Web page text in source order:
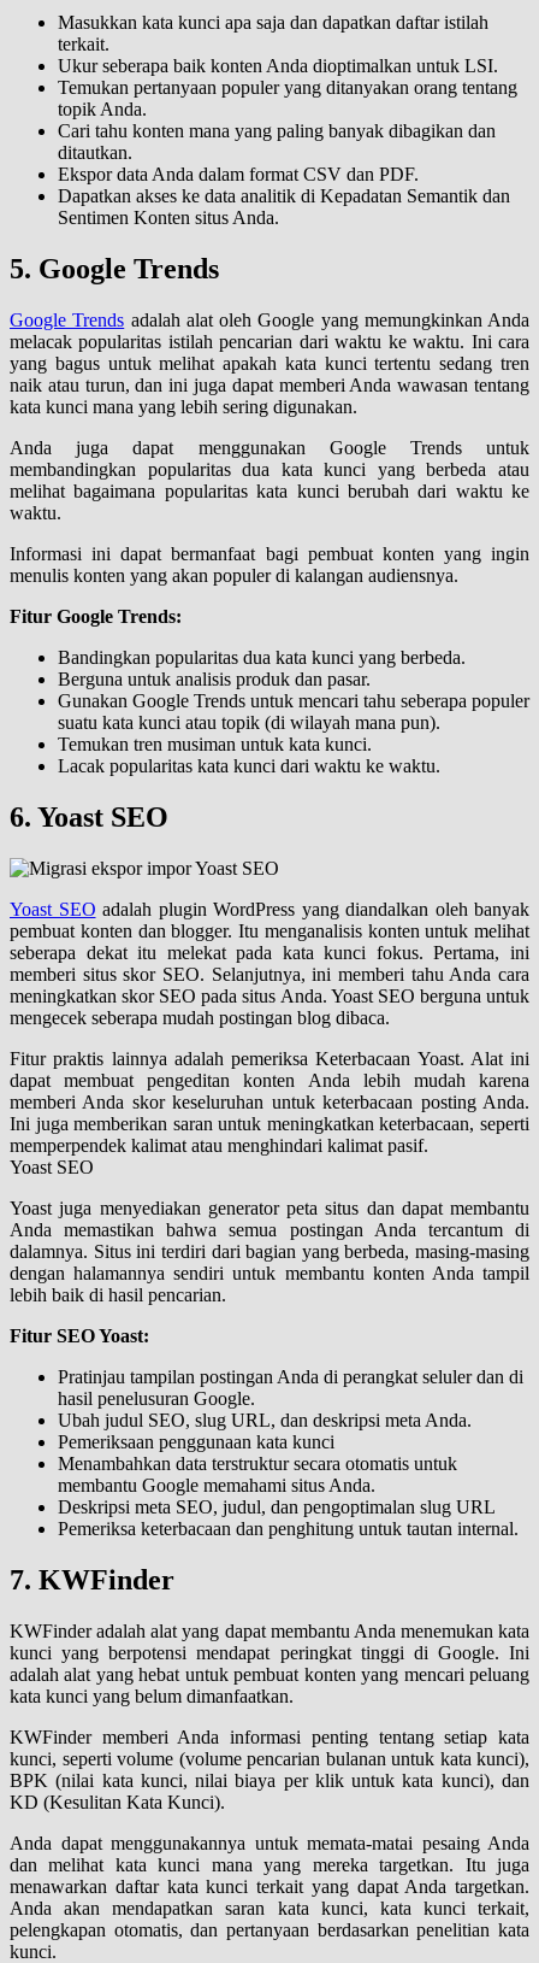
Masukkan kata kunci apa saja dan dapatkan daftar istilah
terkait.
Ukur seberapa baik konten Anda dioptimalkan untuk LSI.
Temukan pertanyaan populer yang ditanyakan orang tentang
topik Anda.
Cari tahu konten mana yang paling banyak dibagikan dan
ditautkan.
Ekspor data Anda dalam format CSV dan PDF.
Dapatkan akses ke data analitik di Kepadatan Semantik dan
Sentimen Konten situs Anda.
5. Google Trends
Google Trends adalah alat oleh Google yang memungkinkan Anda
melacak popularitas istilah pencarian dari waktu ke waktu. Ini cara
yang bagus untuk melihat apakah kata kunci tertentu sedang tren
naik atau turun, dan ini juga dapat memberi Anda wawasan tentang
kata kunci mana yang lebih sering digunakan.
Anda juga dapat menggunakan Google Trends untuk
membandingkan popularitas dua kata kunci yang berbeda atau
melihat bagaimana popularitas kata kunci berubah dari waktu ke
waktu.
Informasi ini dapat bermanfaat bagi pembuat konten yang ingin
menulis konten yang akan populer di kalangan audiensnya.
Fitur Google Trends:
Bandingkan popularitas dua kata kunci yang berbeda.
Berguna untuk analisis produk dan pasar.
Gunakan Google Trends untuk mencari tahu seberapa populer
suatu kata kunci atau topik (di wilayah mana pun).
Temukan tren musiman untuk kata kunci.
Lacak popularitas kata kunci dari waktu ke waktu.
6. Yoast SEO
Yoast SEO adalah plugin WordPress yang diandalkan oleh banyak
pembuat konten dan blogger. Itu menganalisis konten untuk melihat
seberapa dekat itu melekat pada kata kunci fokus. Pertama, ini
memberi situs skor SEO. Selanjutnya, ini memberi tahu Anda cara
meningkatkan skor SEO pada situs Anda. Yoast SEO berguna untuk
mengecek seberapa mudah postingan blog dibaca.
Fitur praktis lainnya adalah pemeriksa Keterbacaan Yoast. Alat ini
dapat membuat pengeditan konten Anda lebih mudah karena
memberi Anda skor keseluruhan untuk keterbacaan posting Anda.
Ini juga memberikan saran untuk meningkatkan keterbacaan, seperti
memperpendek kalimat atau menghindari kalimat pasif.
Yoast SEO
Yoast juga menyediakan generator peta situs dan dapat membantu
Anda memastikan bahwa semua postingan Anda tercantum di
dalamnya. Situs ini terdiri dari bagian yang berbeda, masing-masing
dengan halamannya sendiri untuk membantu konten Anda tampil
lebih baik di hasil pencarian.
Fitur SEO Yoast:
Pratinjau tampilan postingan Anda di perangkat seluler dan di
hasil penelusuran Google.
Ubah judul SEO, slug URL, dan deskripsi meta Anda.
Pemeriksaan penggunaan kata kunci
Menambahkan data terstruktur secara otomatis untuk
membantu Google memahami situs Anda.
Deskripsi meta SEO, judul, dan pengoptimalan slug URL
Pemeriksa keterbacaan dan penghitung untuk tautan internal.
7. KWFinder
KWFinder adalah alat yang dapat membantu Anda menemukan kata
kunci yang berpotensi mendapat peringkat tinggi di Google. Ini
adalah alat yang hebat untuk pembuat konten yang mencari peluang
kata kunci yang belum dimanfaatkan.
KWFinder memberi Anda informasi penting tentang setiap kata
kunci, seperti volume (volume pencarian bulanan untuk kata kunci),
BPK (nilai kata kunci, nilai biaya per klik untuk kata kunci), dan
KD (Kesulitan Kata Kunci).
Anda dapat menggunakannya untuk memata-matai pesaing Anda
dan melihat kata kunci mana yang mereka targetkan. Itu juga
menawarkan daftar kata kunci terkait yang dapat Anda targetkan.
Anda akan mendapatkan saran kata kunci, kata kunci terkait,
pelengkapan otomatis, dan pertanyaan berdasarkan penelitian kata
kunci.